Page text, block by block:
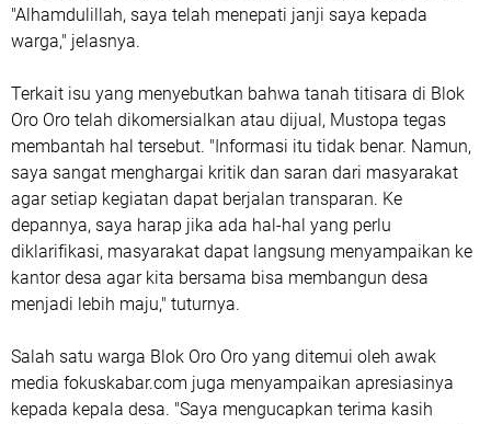
"Alhamdulillah, saya telah menepati janji saya kepada
warga," jelasnya.
Terkait isu yang menyebutkan bahwa tanah titisara di Blok
Oro Oro telah dikomersialkan atau dijual, Mustopa tegas
membantah hal tersebut. "Informasi itu tidak benar. Namun,
saya sangat menghargai kritik dan saran dari masyarakat
agar setiap kegiatan dapat berjalan transparan. Ke
depannya, saya harap jika ada hal-hal yang perlu
diklarifikasi, masyarakat dapat langsung menyampaikan ke
kantor desa agar kita bersama bisa membangun desa
menjadi lebih maju," tuturnya.
Salah satu warga Blok Oro Oro yang ditemui oleh awak
media fokuskabar.com juga menyampaikan apresiasinya
kepada kepala desa. "Saya mengucapkan terima kasih